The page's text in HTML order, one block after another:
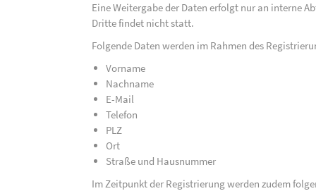
Eine Weitergabe der Daten erfolgt nur an interne
Dritte findet nicht statt.
Folgende Daten werden im Rahmen des
Vorname
Nachname
E-Mail
Telefon
PLZ
Ort
Straße und Hausnummer
Im Zeitpunkt der Registrierung werden zudem